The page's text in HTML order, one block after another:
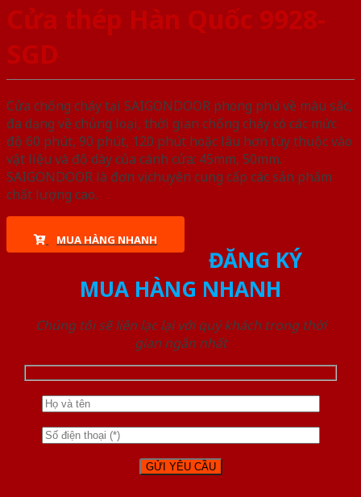
Cửa thép Hàn Quốc 9928-
SGD
Cửa chống cháy tại SAIGONDOOR phong phú về màu sắc,
đa dạng về chủng loại, thời gian chống cháy có các mức
độ 60 phút, 90 phút, 120 phút hoặc lâu hơn tùy thuộc vào
vật liệu và độ dày của cánh cửa: 45mm, 50mm.
SAIGONDOOR là đơn vị chuyên cung cấp các sản phẩm
chất lượng cao.
MUA HÀNG NHANH
ĐĂNG KÝ
MUA HÀNG NHANH
Chúng tôi sẽ liên lạc lại với quý khách trong thời
gian ngắn nhất